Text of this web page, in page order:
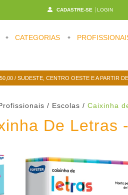
CADASTRE-SE LOGIN
CATEGORIAS
/ SUDESTE, CENTRO OESTE E A PARTIR
/ Escolas / Caixinha
De Letras